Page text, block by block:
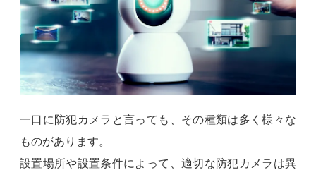
一口に防犯カメラと言っても、その種類は多く様々な
ものがあります。
設置場所や設置条件によって、適切な防犯カメラは異